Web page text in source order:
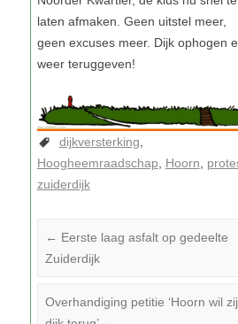
dijkversterking
Hoogheemraadschap
Hoorn
zuiderdijk
← Eerste laag asfalt op gedeelte
Zuiderdijk
Overhandiging petitie ‘Hoorn wil